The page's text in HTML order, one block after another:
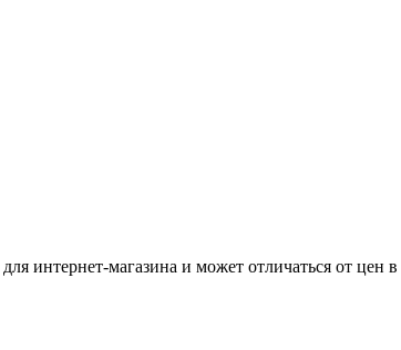
интернет-магазина и может отличаться от цен